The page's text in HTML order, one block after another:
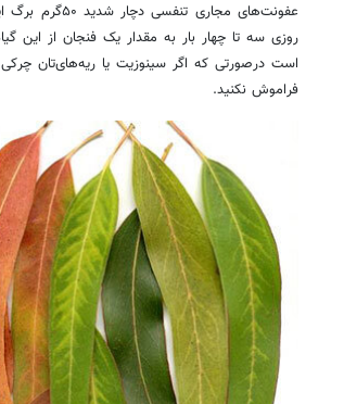
روزی سه تا چهار بار به مقدار یک فنجان از این
است درصورتی که اگر سینوزیت یا ریه‌های‌تان
فراموش نکنید.